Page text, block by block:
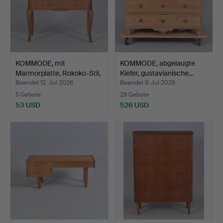
KOMMODE, mit
Marmorplatte, Rokoko-Stil,
20…
Beendet 12. Jul 2026
5 Gebote
53 USD
KOMMODE, abgelaugte
Kiefer, gustavianische…
Beendet 9. Jul 2026
29 Gebote
526 USD